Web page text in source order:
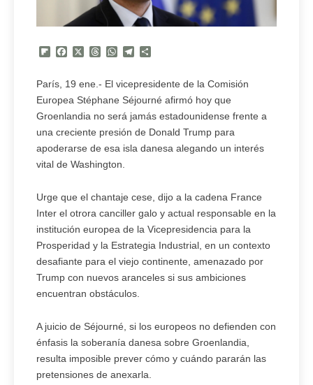
Flipboard
Facebook
X Threads
WhatsApp
Telegram
París, 19 ene.- El vicepresidente de la Comisión
Europea Stéphane Séjourné afirmó hoy que
Groenlandia no será jamás estadounidense frente a
una creciente presión de Donald Trump para
apoderarse de esa isla danesa alegando un interés
vital de Washington.
Urge que el chantaje cese, dijo a la cadena France
Inter el otrora canciller galo y actual responsable en la
institución europea de la Vicepresidencia para la
Prosperidad y la Estrategia Industrial, en un contexto
desafiante para el viejo continente, amenazado por
Trump con nuevos aranceles si sus ambiciones
encuentran obstáculos.
A juicio de Séjourné, si los europeos no defienden con
énfasis la soberanía danesa sobre Groenlandia,
resulta imposible prever cómo y cuándo pararán las
pretensiones de anexarla.